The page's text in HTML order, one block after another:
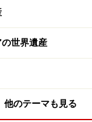
のレリーフはグリ
旧約聖書』の「創
堂前に描かれた「
世界遺産
他のテーマも見る